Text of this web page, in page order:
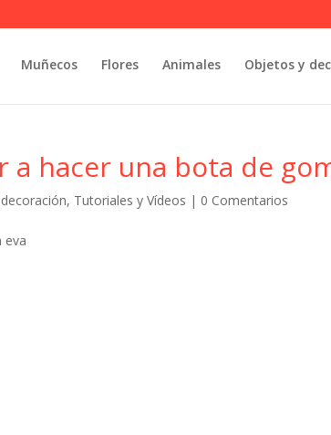
Muñecos Flores Animales Objetos y
hacer una bota de
, Tutoriales y Vídeos | 0 Comentarios